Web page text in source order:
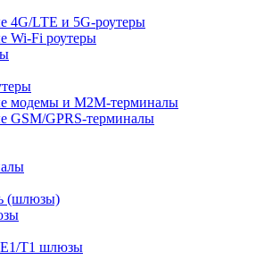
LTE и 5G-роутеры
Wi-Fi роутеры
модемы и M2M-терминалы
GPRS-терминалы
(шлюзы)
T1 шлюзы